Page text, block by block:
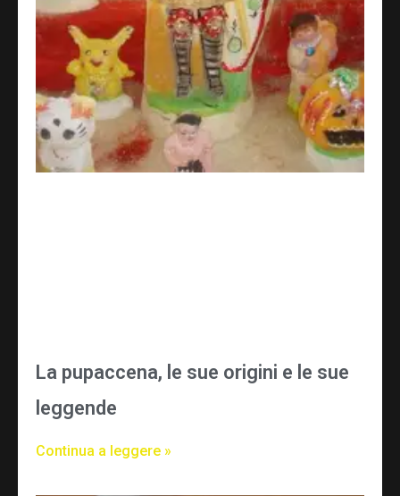
La pupaccena, le sue origini e le sue
leggende
Continua a leggere »